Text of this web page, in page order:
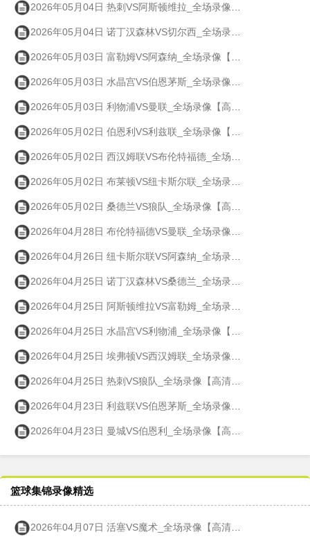
2026年05月04日 热刺VS阿斯顿维拉_全场录像【高清回放】
2026年05月04日 诺丁汉森林VS切尔西_全场录像【高清回放】
2026年05月03日 富勒姆VS阿森纳_全场录像【高清回放】
2026年05月03日 水晶宫VS伯恩茅斯_全场录像【高清回放】
2026年05月03日 利物浦VS曼联_全场录像【高清回放】
2026年05月02日 伯恩利VS利兹联_全场录像【高清回放】
2026年05月02日 西汉姆联VS布伦特福德_全场录像【高清回放】
2026年05月02日 布莱顿VS纽卡斯尔联_全场录像【高清回放】
2026年05月02日 桑德兰VS狼队_全场录像【高清回放】
2026年04月28日 布伦特福德VS曼联_全场录像【高清回放】
2026年04月26日 纽卡斯尔联VS阿森纳_全场录像【高清回放】
2026年04月25日 诺丁汉森林VS桑德兰_全场录像【高清回放】
2026年04月25日 阿斯顿维拉VS富勒姆_全场录像【高清回放】
2026年04月25日 水晶宫VS利物浦_全场录像【高清回放】
2026年04月25日 埃弗顿VS西汉姆联_全场录像【高清回放】
2026年04月25日 热刺VS狼队_全场录像【高清回放】
2026年04月23日 利兹联VS伯恩茅斯_全场录像【高清回放】
2026年04月23日 曼城VS伯恩利_全场录像【高清回放】
篮球集锦录像精选
2026年04月07日 活塞VS魔术_全场录像【高清回放】